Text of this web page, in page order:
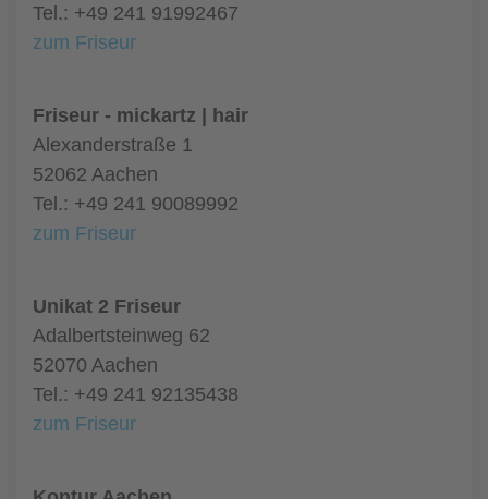
Tel.: +49 241 91992467
zum Friseur
Friseur - mickartz | hair
Alexanderstraße 1
52062 Aachen
Tel.: +49 241 90089992
zum Friseur
Unikat 2 Friseur
Adalbertsteinweg 62
52070 Aachen
Tel.: +49 241 92135438
zum Friseur